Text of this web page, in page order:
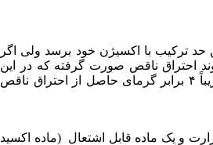
ترکیب با اکسیژن خود برسد ولی اگر
احتراق ناقص صورت گرفته که در این
کامل تقریباً ۴ برابر گرمای حاصل از احتراق ناقص
از ترکیب ۳ عامل اکسیژن ، حرارت و یک ماده قابل اشتعال (ماده اکسید